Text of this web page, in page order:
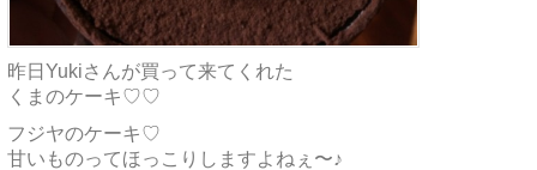
昨日Yukiさんが買って来てくれた
くまのケーキ♡♡
フジヤのケーキ♡
甘いものってほっこりしますよねぇ〜♪